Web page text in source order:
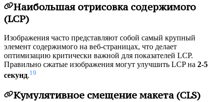
Наибольшая отрисовка содержимого
(LCP)
Изображения часто представляют собой самый крупный
элемент содержимого на веб-страницах, что делает
оптимизацию критически важной для показателей LCP.
Правильно сжатые изображения могут улучшить LCP на 2-5
секунд.19
Кумулятивное смещение макета (CLS)